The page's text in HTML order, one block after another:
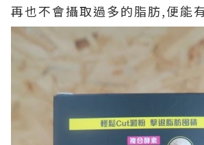
再也不會攝取過多的脂肪,便能